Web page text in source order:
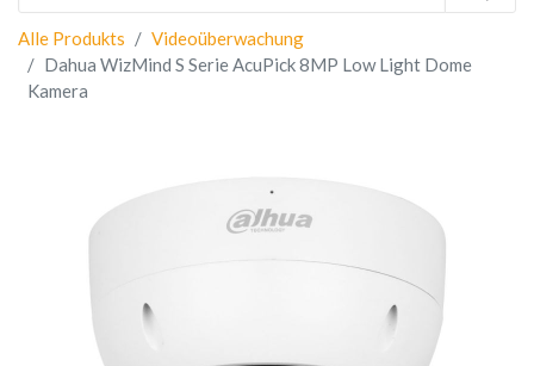
Alle Produkts
Videoüberwachung
Dahua WizMind S Serie AcuPick 8MP Low Light Dome
Kamera